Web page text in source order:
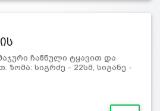
ჩაწნული ტყავით და
ზომა: სიგრძე - 22სმ, სიგანე -